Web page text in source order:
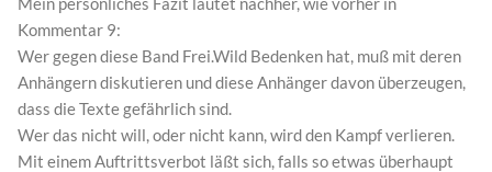
Kommentar 9:
Wer gegen diese Band Frei.Wild Bedenken hat, muß mit deren
Anhängern diskutieren und diese Anhänger davon überzeugen,
dass die Texte gefährlich sind.
Wer das nicht will, oder nicht kann, wird den Kampf verlieren.
Mit einem Auftrittsverbot läßt sich, falls so etwas überhaupt